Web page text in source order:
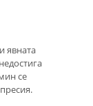
явната
се